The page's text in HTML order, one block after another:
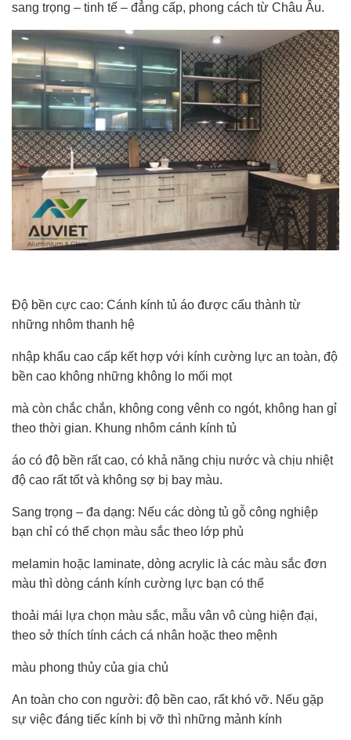
sang trọng – tinh tế – đẳng cấp, phong cách từ Châu Âu.
Độ bền cực cao: Cánh kính tủ áo được cấu thành từ
những nhôm thanh hệ
nhập khẩu cao cấp kết hợp với kính cường lực an toàn, độ
bền cao không những không lo mối mọt
mà còn chắc chắn, không cong vênh co ngót, không han gỉ
theo thời gian. Khung nhôm cánh kính tủ
áo có độ bền rất cao, có khả năng chịu nước và chịu nhiệt
độ cao rất tốt và không sợ bị bay màu.
Sang trọng – đa dạng: Nếu các dòng tủ gỗ công nghiệp
bạn chỉ có thể chọn màu sắc theo lớp phủ
melamin hoặc laminate, dòng acrylic là các màu sắc đơn
màu thì dòng cánh kính cường lực bạn có thể
thoải mái lựa chọn màu sắc, mẫu vân vô cùng hiện đại,
theo sở thích tính cách cá nhân hoặc theo mệnh
màu phong thủy của gia chủ
An toàn cho con người: độ bền cao, rất khó vỡ. Nếu gặp
sự việc đáng tiếc kính bị vỡ thì những mảnh kính